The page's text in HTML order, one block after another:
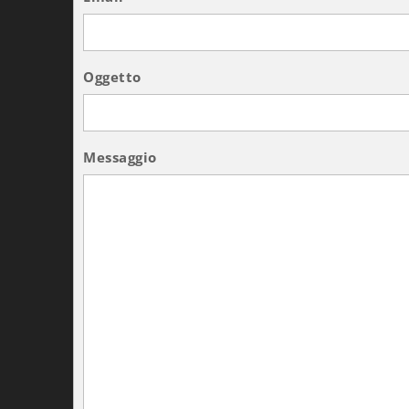
Oggetto
Messaggio